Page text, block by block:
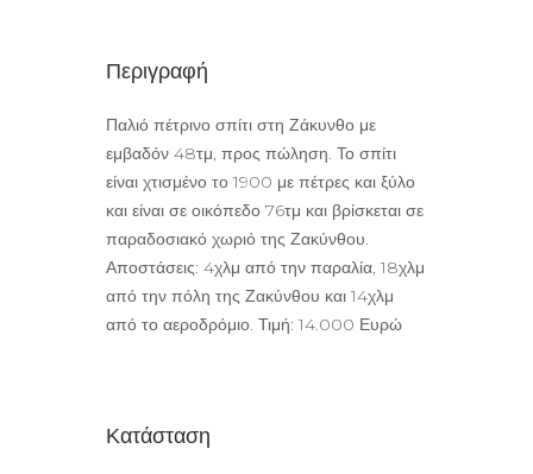
Περιγραφή
Παλιό πέτρινο σπίτι στη Ζάκυνθο με
εμβαδόν 48τμ, προς πώληση. Το σπίτι
είναι χτισμένο το 1900 με πέτρες και ξύλο
και είναι σε οικόπεδο 76τμ και βρίσκεται σε
παραδοσιακό χωριό της Ζακύνθου.
Αποστάσεις: 4χλμ από την παραλία, 18χλμ
από την πόλη της Ζακύνθου και 14χλμ
από το αεροδρόμιο. Τιμή: 14.000 Ευρώ
Κατάσταση